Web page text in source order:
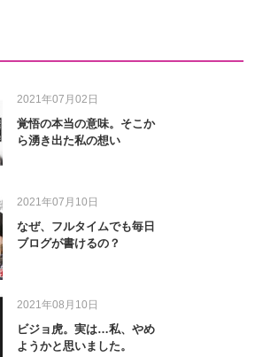
2021年07月02日
覚悟の本当の意味。そこか
ら湧き出た私の想い
2021年07月10日
なぜ、フルタイムでも毎日
ブログが書けるの？
2021年08月10日
ビジョ虎。実は…私、やめ
ようかと思いました。